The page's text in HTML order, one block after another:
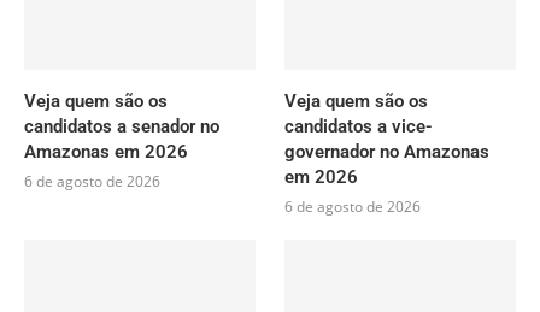
Veja quem são os
candidatos a senador no
Amazonas em 2026
6 de agosto de 2026
Veja quem são os
candidatos a vice-
governador no Amazonas
em 2026
6 de agosto de 2026